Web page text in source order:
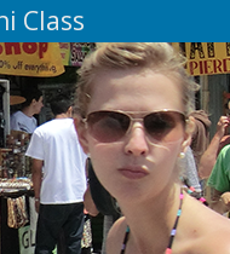
Class